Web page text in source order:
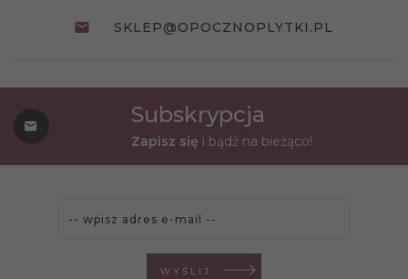
SKLEP@OPOCZNOPLYTKI.PL
Subskrypcja
Zapisz się i bądź na bieżąco!
WYŚLIJ